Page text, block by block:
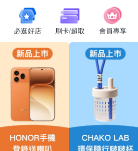
必逛好店 刷卡/超取 會員專享